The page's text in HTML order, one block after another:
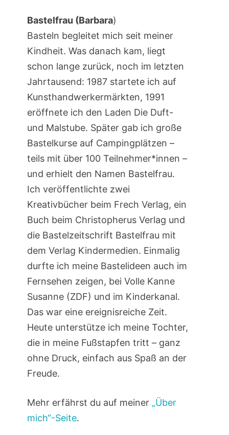
Bastelfrau (Barbara)
Basteln begleitet mich seit meiner
Kindheit. Was danach kam, liegt
schon lange zurück, noch im letzten
Jahrtausend: 1987 startete ich auf
Kunsthandwerkermärkten, 1991
eröffnete ich den Laden Die Duft-
und Malstube. Später gab ich große
Bastelkurse auf Campingplätzen –
teils mit über 100 Teilnehmer*innen –
und erhielt den Namen Bastelfrau.
Ich veröffentlichte zwei
Kreativbücher beim Frech Verlag, ein
Buch beim Christopherus Verlag und
die Bastelzeitschrift Bastelfrau mit
dem Verlag Kindermedien. Einmalig
durfte ich meine Bastelideen auch im
Fernsehen zeigen, bei Volle Kanne
Susanne (ZDF) und im Kinderkanal.
Das war eine ereignisreiche Zeit.
Heute unterstütze ich meine Tochter,
die in meine Fußstapfen tritt – ganz
ohne Druck, einfach aus Spaß an der
Freude.
Mehr erfährst du auf meiner „Über
mich“-Seite.